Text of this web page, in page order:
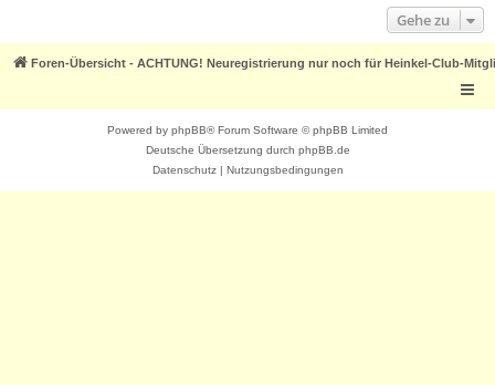
Gehe zu
Foren-Übersicht - ACHTUNG! Neuregistrierung nur noch für Heinkel-Club-
Powered by phpBB® Forum Software © phpBB Limited
Deutsche Übersetzung durch phpBB.de
Datenschutz| Nutzungsbedingungen